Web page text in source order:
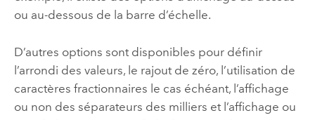
ou au-dessous de la barre d’échelle.
D’autres options sont disponibles pour définir
l’arrondi des valeurs, le rajout de zéro, l’utilisation de
caractères fractionnaires le cas échéant, l’affichage
ou non des séparateurs des milliers et l’affichage ou